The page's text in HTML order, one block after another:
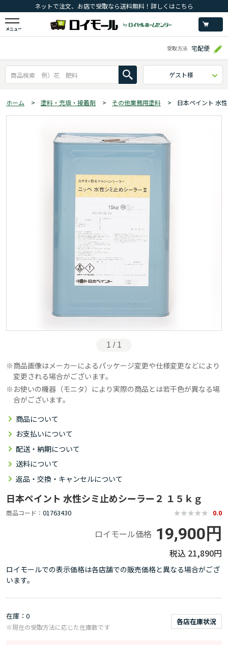
ネットで注文、お店で受取なら送料無料！詳しくはこちら
メニュー
受取方法 宅配便
ゲスト様
ホーム > 塗料・充填・接着剤 > その他業務用塗料 > 日本ペイント 水
1 / 1
商品画像はメーカーによるパッケージ変更や仕様変更などにより
変更される場合がございます。
お使いの機器（モニタ）により実際の商品とは若干色が異なる場
合がございます。
商品について
お支払いについて
配送・納期について
送料について
返品・交換・キャンセルについて
日本ペイント 水性シミ止めシーラー２ １５ｋｇ
商品コード 01763430 0.0
ロイモール価格 19,900円
21,890円
ロイモールでの表示価格は各店舗での販売価格と異なる場合がござ
います。
在庫 0
各店在庫状況
※現在の受取方法に応じた在庫数です